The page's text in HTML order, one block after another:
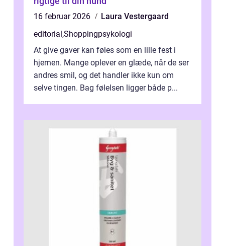
16 februar 2026
Laura Vestergaard
editorial,Shoppingpsykologi
At give gaver kan føles som en lille fest i
hjernen. Mange oplever en glæde, når de ser
andres smil, og det handler ikke kun om
selve tingen. Bag følelsen ligger både p...